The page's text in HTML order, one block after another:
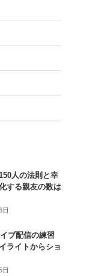
人の法則と幸
する親友の数は
日
ブ配信の練習
ライトからショ
日